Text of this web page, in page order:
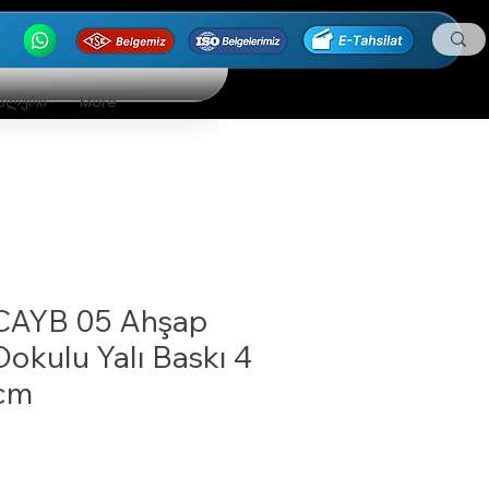
More
05 Ahşap
Yalı Baskı 4